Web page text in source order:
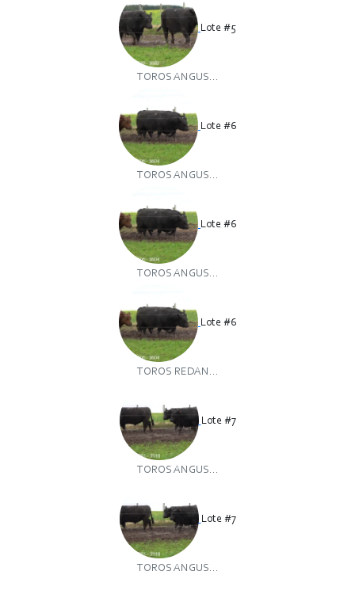
Lote #5
TOROS ANGUS...
Lote #6
TOROS ANGUS...
Lote #6
TOROS ANGUS...
Lote #6
TOROS REDAN...
Lote #7
TOROS ANGUS...
Lote #7
TOROS ANGUS...